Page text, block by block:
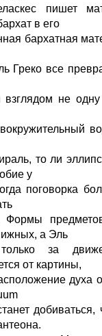
пишет
в его
бархатная
Греко все
не
то ли
у
поговорка
Формы
а Эль
за
от картины,
духа
добиваться,